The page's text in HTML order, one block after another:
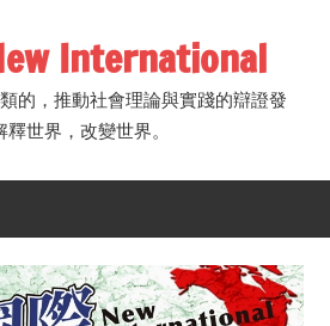
International
的，推動社會理論與實踐的辯證發
釋世界，改變世界。